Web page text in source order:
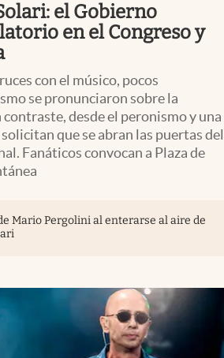
el Gobierno
en el Congreso y
con el músico, pocos
se pronunciaron sobre la
desde el peronismo y una
que se abran las puertas del
Fanáticos convocan a Plaza de
Mario Pergolini al enterarse al aire de